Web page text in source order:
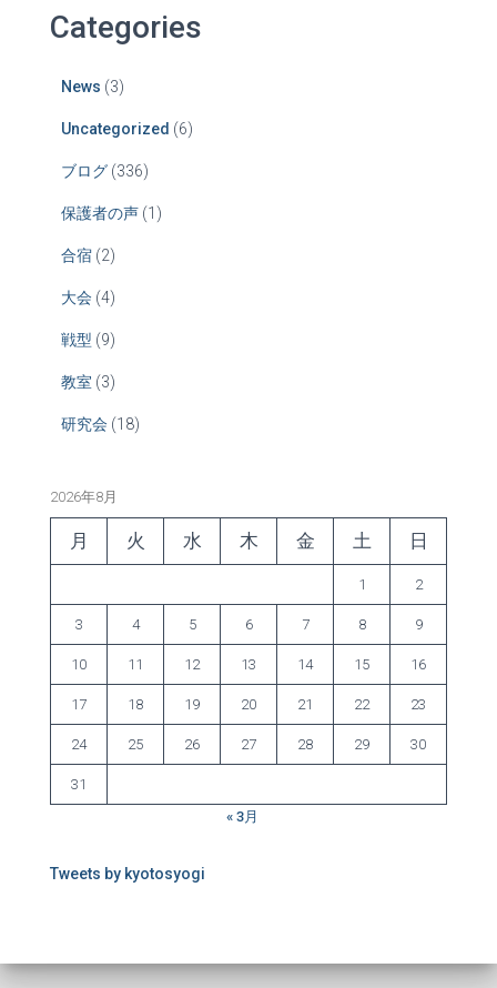
Categories
News (3)
Uncategorized (6)
ブログ (336)
保護者の声 (1)
合宿 (2)
大会 (4)
戦型 (9)
教室 (3)
研究会 (18)
2026年8月
月 火 水 木 金 土 日
1 2
3 4 5 6 7 8 9
10 11 12 13 14 15 16
17 18 19 20 21 22 23
24 25 26 27 28 29 30
31
« 3月
Tweets by kyotosyogi